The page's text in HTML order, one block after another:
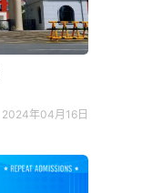
2024年04月16日